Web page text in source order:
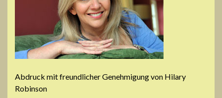
Abdruck mit freundlicher Genehmigung von Hilary
Robinson